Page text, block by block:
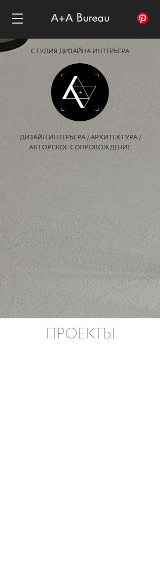
А+А Bureau
СТУДИЯ ДИЗАЙНА ИНТЕРЬЕРА
ДИЗАЙН ИНТЕРЬЕРА / АРХИТЕКТУРА /
АВТОРСКОЕ СОПРОВОЖДЕНИЕ
ПРОЕКТЫ